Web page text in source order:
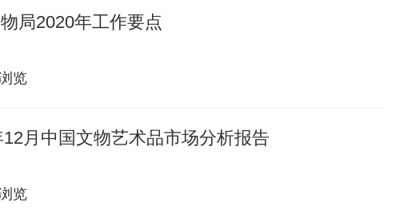
局2020年工作要点
览
12月中国文物艺术品市场分析报告
览